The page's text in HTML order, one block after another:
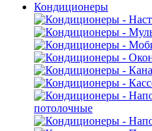
Кондиционеры
потолочные